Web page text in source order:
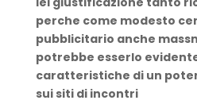
perche come modesto
pubblicitario anche
potrebbe esserlo
caratteristiche di un
sui siti di incontri